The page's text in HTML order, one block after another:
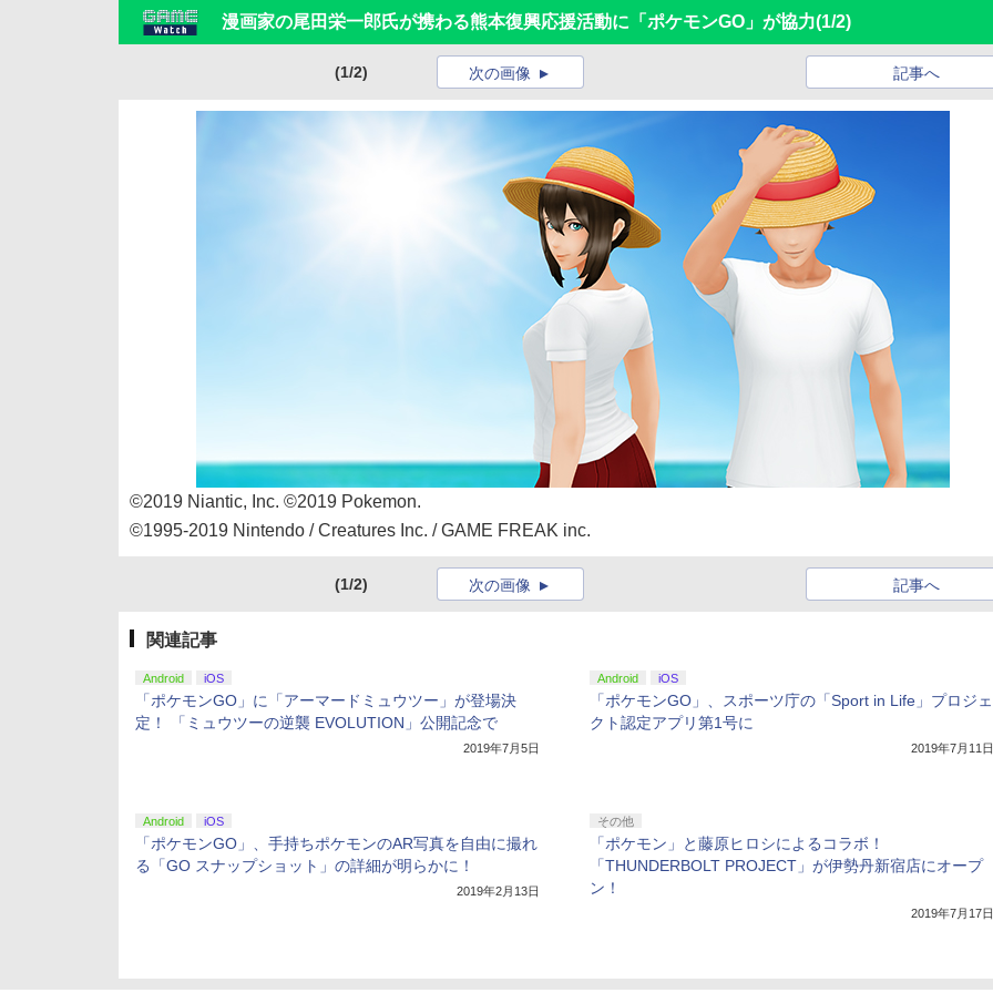
漫画家の尾田栄一郎氏が携わる熊本復興応援活動に「ポケモンGO」が協力(1/2)
(1/2) 次の画像 記事へ
©2019 Niantic, Inc. ©2019 Pokemon.
©1995-2019 Nintendo / Creatures Inc. / GAME FREAK inc.
(1/2) 次の画像 記事へ
関連記事
Android iOS
「ポケモンGO」に「アーマードミュウツー」が登場決
定！ 「ミュウツーの逆襲 EVOLUTION」公開記念で
2019年7月5日
Android iOS
「ポケモンGO」、スポーツ庁の「Sport in Life」プロジェ
クト認定アプリ第1号に
2019年7月11日
Android iOS
「ポケモンGO」、手持ちポケモンのAR写真を自由に撮れ
る「GO スナップショット」の詳細が明らかに！
2019年2月13日
その他
「ポケモン」と藤原ヒロシによるコラボ！
「THUNDERBOLT PROJECT」が伊勢丹新宿店にオープ
ン！
2019年7月17日